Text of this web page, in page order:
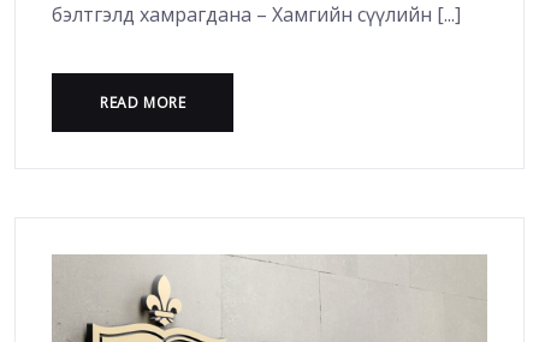
бэлтгэлд хамрагдана – Хамгийн сүүлийн [...]
READ MORE